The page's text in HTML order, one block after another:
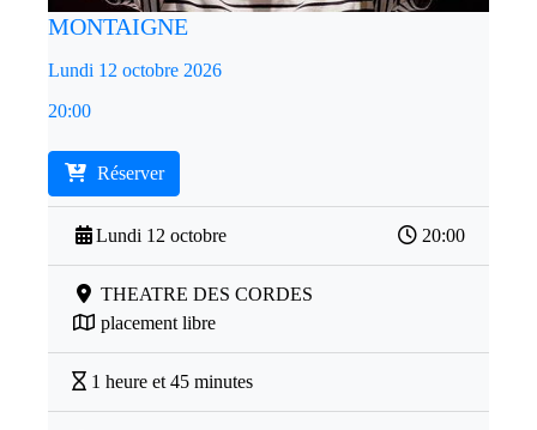
MONTAIGNE
Lundi 12 octobre 2026
20:00
Réserver
Lundi 12 octobre 20:00
THEATRE DES CORDES
placement libre
1 heure et 45 minutes